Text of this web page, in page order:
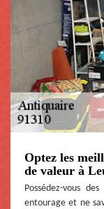
Optez les
de valeur à
Possédez-vous
entourage et ne